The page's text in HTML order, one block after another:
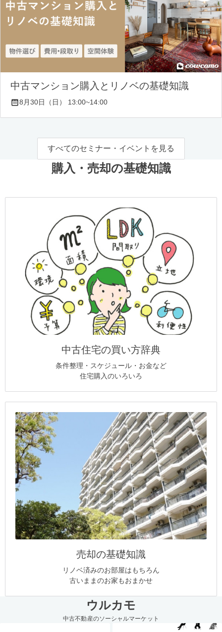
中古マンション購入とリノベの基礎知識
8月30日（日） 13:00~14:00
すべてのセミナー・イベントを見る
購入・売却の基礎知識
中古住宅の買い方辞典
条件整理・スケジュール・お金など
住宅購入のいろいろ
売却の基礎知識
リノベ済みのお部屋はもちろん
古いままのお家もおまかせ
ウルカモ
中古不動産のソーシャルマーケット